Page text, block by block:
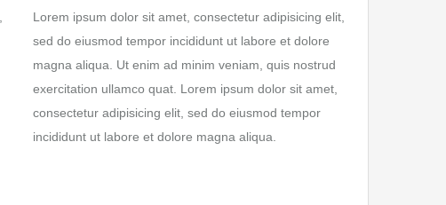
Lorem ipsum dolor sit amet, consectetur adipisicing elit,
sed do eiusmod tempor incididunt ut labore et dolore
magna aliqua. Ut enim ad minim veniam, quis nostrud
exercitation ullamco quat. Lorem ipsum dolor sit amet,
consectetur adipisicing elit, sed do eiusmod tempor
incididunt ut labore et dolore magna aliqua.